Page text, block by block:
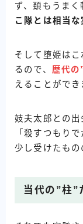
ず、頚もうま
こ隊とは相当な
そして堕姫はこ
るので、 歴代の
えることができ
妓夫太郎との
「殺すつもり
少し受けたもの
当代の”柱”